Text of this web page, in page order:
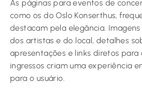
As páginas para eventos de
como os do Oslo Konserthus,
destacam pela elegância.
dos artistas e do local, detalhes
apresentações e links diretos para
ingressos criam uma experiência
para o usuário.